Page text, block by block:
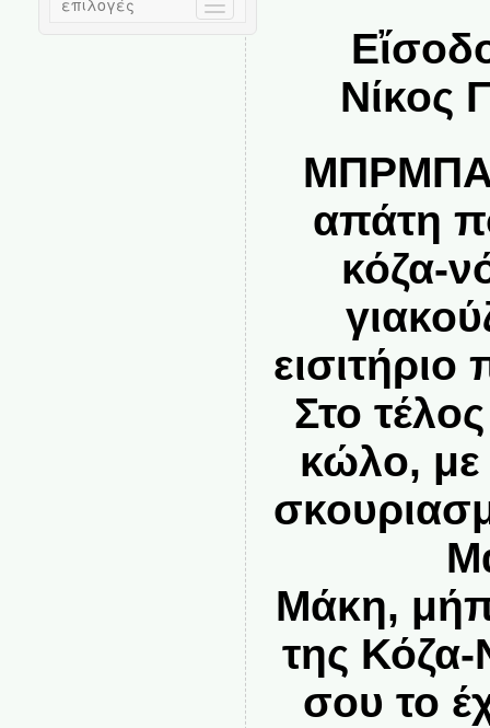
Νίκος
απάτη
κόζα-
Στο
κώλο, με
Μάκη,
της
σου το